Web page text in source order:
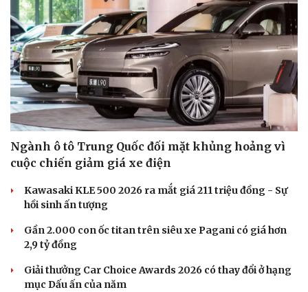
Ngành ô tô Trung Quốc đối mặt khủng hoảng vì
cuộc chiến giảm giá xe điện
Kawasaki KLE 500 2026 ra mắt giá 211 triệu đồng - Sự
hồi sinh ấn tượng
Gần 2.000 con ốc titan trên siêu xe Pagani có giá hơn
2,9 tỷ đồng
Giải thưởng Car Choice Awards 2026 có thay đổi ở hạng
mục Dấu ấn của năm